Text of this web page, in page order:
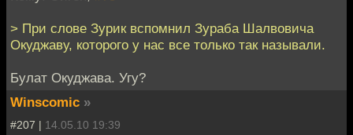
> При слове Зурик вспомнил Зураба Шалвовича
Окуджаву, которого у нас все только так называли.
Булат Окуджава. Угу?
Winscomic »
#207 | 14.05.10 19:39